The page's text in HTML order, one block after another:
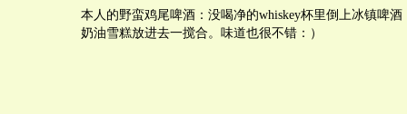
本人的野蛮鸡尾啤酒：没喝净的whiskey杯里倒上冰镇啤
奶油雪糕放进去一搅合。味道也很不错：）